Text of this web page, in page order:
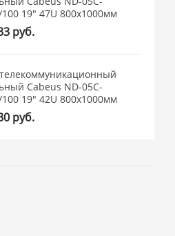
19" 47U 800x1000мм
руб.
Cabeus ND-05C-
19" 42U 800x1000мм
руб.